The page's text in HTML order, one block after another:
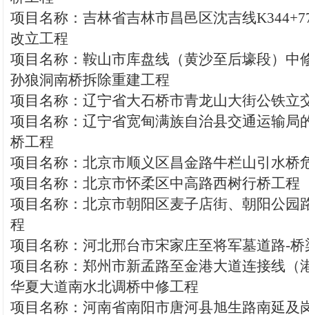
项目名称：吉林省吉林市昌邑区沈吉线
改立工程
项目名称：鞍山市库盘线（黄沙至后壕段）中
孙狼洞南桥拆除重建工程
项目名称：辽宁省大石桥市青龙山大街公铁立
项目名称：辽宁省宽甸满族自治县交通运输局
桥工程
项目名称：北京市顺义区昌金路牛栏山引水桥
项目名称：北京市怀柔区中高路西树行桥工程
项目名称：北京市朝阳区麦子店街、朝阳公园
程
项目名称：河北邢台市宋家庄至将军墓道路-桥
项目名称：郑州市新孟路至金港大道连接线（
华夏大道南水北调桥中修工程
项目名称：河南省南阳市唐河县旭生路南延及